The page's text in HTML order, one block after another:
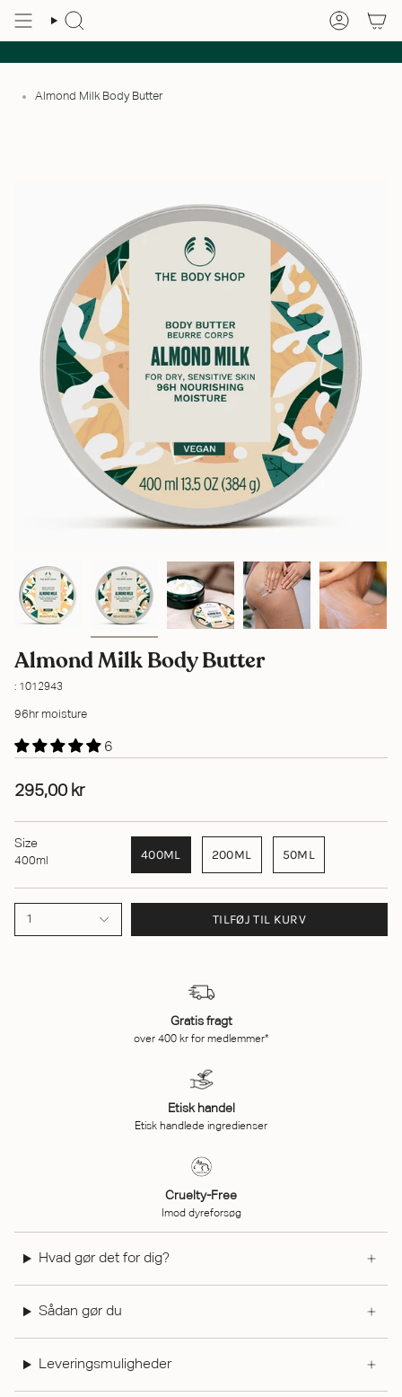
Almond Milk Body Butter
Almond Milk Body Butter
: 1012943
96hr moisture
6
295,00 kr
Size
400ml 400ML 200ML 50ML
1 TILFØJ TIL KURV
Gratis fragt
over 400 kr for medlemmer*
Etisk handel
Etisk handlede ingredienser
Cruelty-Free
Imod dyreforsøg
Hvad gør det for dig?
Sådan gør du
Leveringsmuligheder